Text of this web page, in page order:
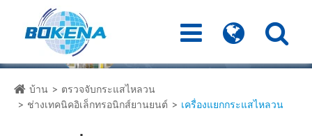
บ้าน
ตรวจจับกระแสไหลวน
ช่างเทคนิคอิเล็กทรอนิกส์ยานยนต์
เครื่องแยกกระแสไหลวน